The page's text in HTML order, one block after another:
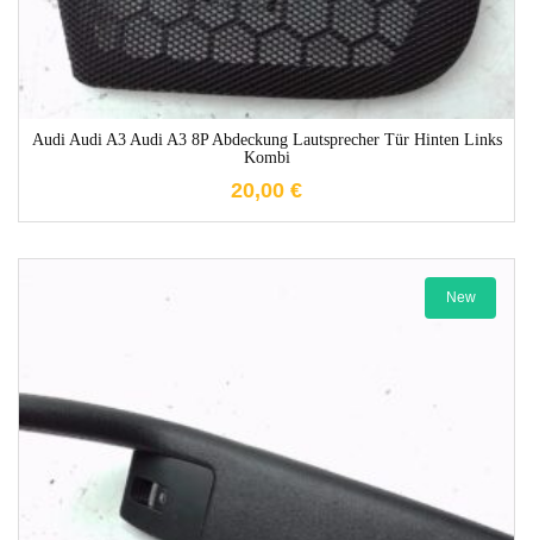
Audi Audi A3 Audi A3 8P Abdeckung Lautsprecher Tür Hinten Links
Kombi
20,00 €
New